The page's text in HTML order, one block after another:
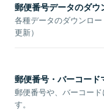
郵便番号データのダウ
各種データのダウンロ
更新）
郵便番号・バーコード
郵便番号や、バーコー
す。